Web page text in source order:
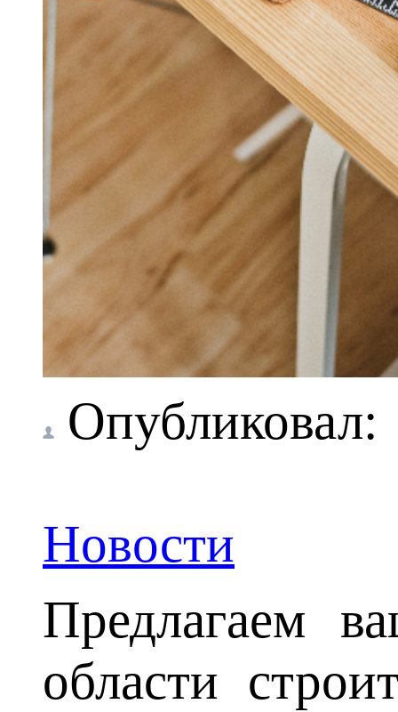
Новости
Предлагаем
области